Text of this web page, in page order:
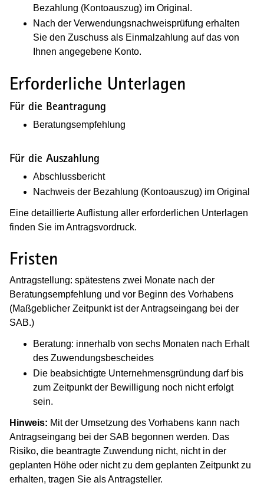
Bezahlung (Kontoauszug) im Original.
Nach der Verwendungsnachweisprüfung erhalten
Sie den Zuschuss als Einmalzahlung auf das von
Ihnen angegebene Konto.
Erforderliche Unterlagen
Für die Beantragung
Beratungsempfehlung
Für die Auszahlung
Abschlussbericht
Nachweis der Bezahlung (Kontoauszug) im Original
Eine detaillierte Auflistung aller erforderlichen Unterlagen
finden Sie im Antragsvordruck.
Fristen
Antragstellung: spätestens zwei Monate nach der
Beratungsempfehlung und vor Beginn des Vorhabens
(Maßgeblicher Zeitpunkt ist der Antragseingang bei der
SAB.)
Beratung: innerhalb von sechs Monaten nach Erhalt
des Zuwendungsbescheides
Die beabsichtigte Unternehmensgründung darf bis
zum Zeitpunkt der Bewilligung noch nicht erfolgt
sein.
Hinweis: Mit der Umsetzung des Vorhabens kann nach
Antragseingang bei der SAB begonnen werden. Das
Risiko, die beantragte Zuwendung nicht, nicht in der
geplanten Höhe oder nicht zu dem geplanten Zeitpunkt zu
erhalten, tragen Sie als Antragsteller.